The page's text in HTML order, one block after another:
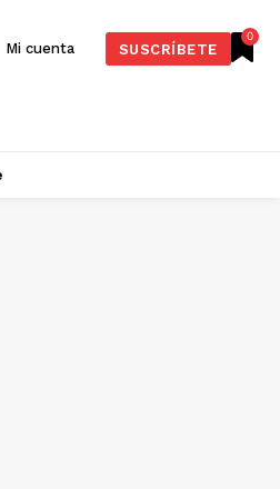
0
Mi cuenta SUSCRÍBETE